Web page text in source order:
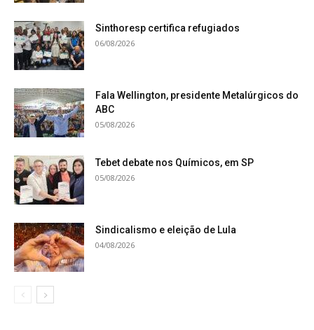
Sinthoresp certifica refugiados
06/08/2026
Fala Wellington, presidente Metalúrgicos do
ABC
05/08/2026
Tebet debate nos Químicos, em SP
05/08/2026
Sindicalismo e eleição de Lula
04/08/2026